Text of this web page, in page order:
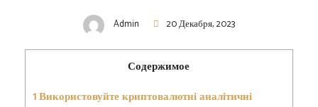
Admin 20 Декабря, 2023
Содержимое
1Використовуйте криптовалютні аналітичні